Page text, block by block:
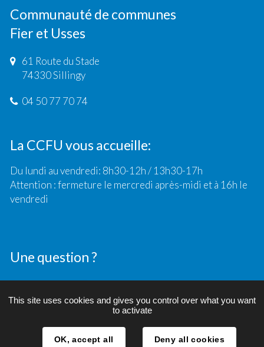
Communauté de communes
Fier et Usses
61 Route du Stade
74330 Sillingy
04 50 77 70 74
La CCFU vous accueille:
Du lundi au vendredi: 8h30-12h / 13h30-17h
Attention : fermeture le mercredi après-midi et à 16h le
vendredi
Une question ?
This site uses cookies and gives you control over what you want
to activate
OK, accept all Deny all cookies